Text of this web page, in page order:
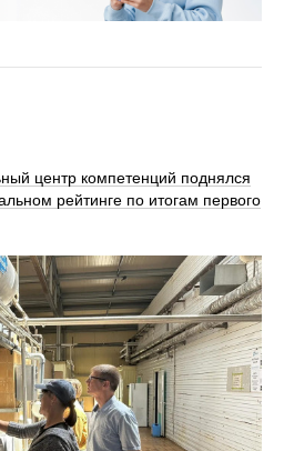
центр компетенций поднялся
рейтинге по итогам первого